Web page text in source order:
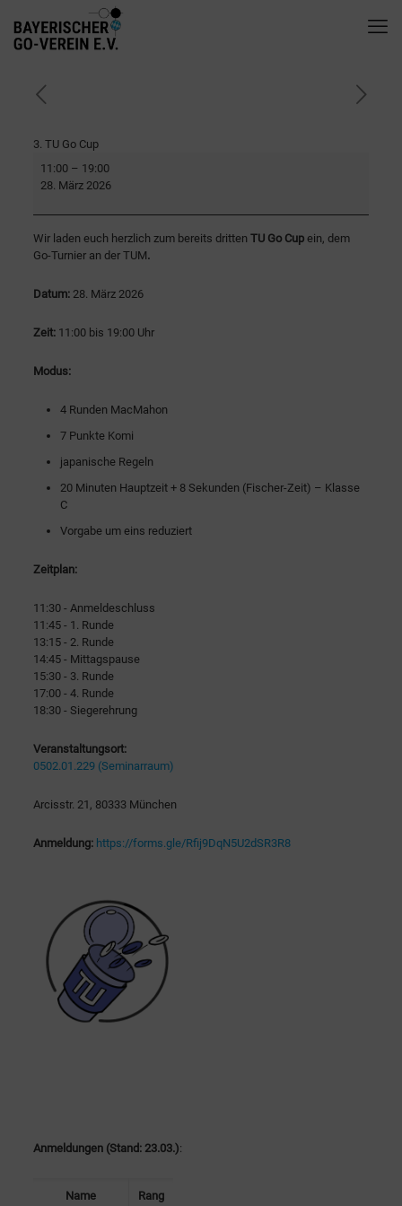
3. TU Go Cup
11:00 – 19:00
28. März 2026
Wir laden euch herzlich zum bereits dritten TU Go Cup ein, dem
Go-Turnier an der TUM.
Datum: 28. März 2026
Zeit: 11:00 bis 19:00 Uhr
Modus:
4 Runden MacMahon
7 Punkte Komi
japanische Regeln
20 Minuten Hauptzeit + 8 Sekunden (Fischer-Zeit) – Klasse
C
Vorgabe um eins reduziert
Zeitplan:
11:30 - Anmeldeschluss
11:45 - 1. Runde
13:15 - 2. Runde
14:45 - Mittagspause
15:30 - 3. Runde
17:00 - 4. Runde
18:30 - Siegerehrung
Veranstaltungsort:
0502.01.229 (Seminarraum)
Arcisstr. 21, 80333 München
Anmeldung:https://forms.gle/Rfij9DqN5U2dSR3R8
Anmeldungen (Stand: 23.03.):
Name Rang